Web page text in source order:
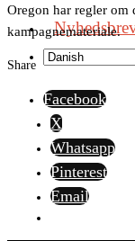
Oregon har regler om
kampagnemateriale.
Share
Facebook
X
Whatsapp
Pinterest
Email